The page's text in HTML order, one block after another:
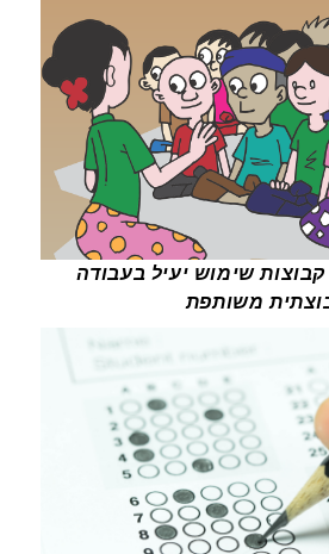
קבוצות שימוש יעיל בעבודה
משותפת